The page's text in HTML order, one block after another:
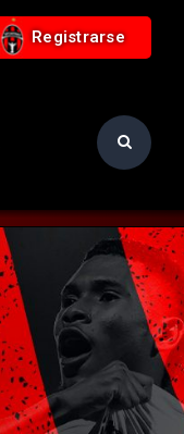
Registrarse